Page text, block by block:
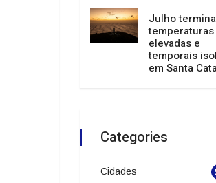
vendavais
Julho
temperaturas
Categories